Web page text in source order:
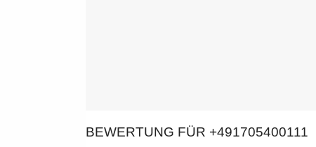
BEWERTUNG FÜR +491705400111